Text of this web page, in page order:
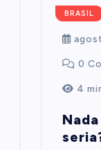
BRASIL
Mairim
0
4